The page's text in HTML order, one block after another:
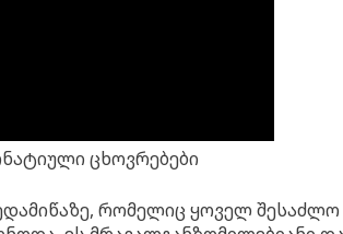
ცხოვრებები
რომელიც ყოველ შესაძლო